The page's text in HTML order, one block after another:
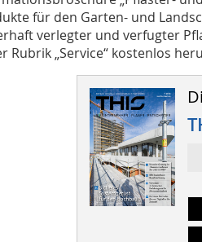
für den Garten- und
verlegter und verfugter
Rubrik „Service“ kostenlos